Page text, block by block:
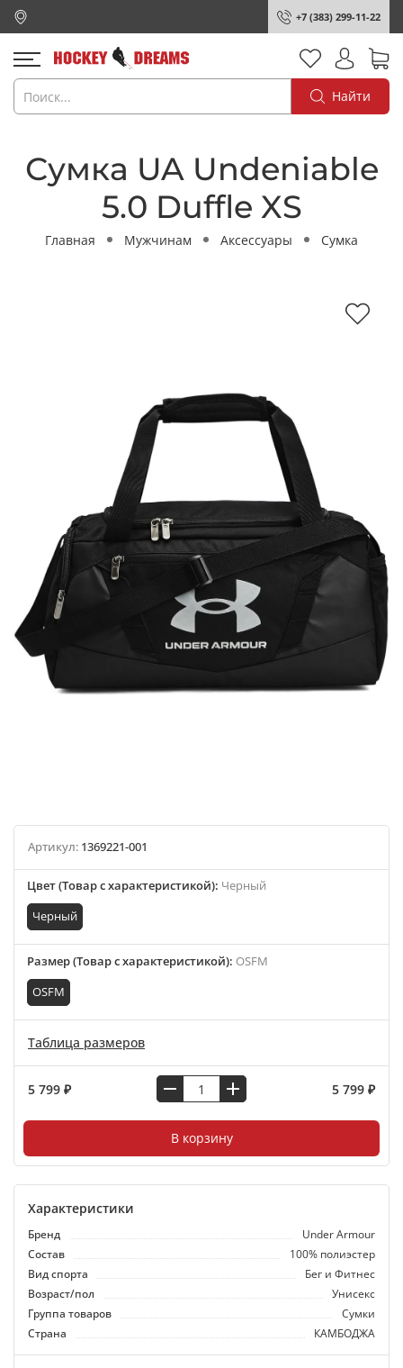
+7 (383) 299-11-22
Найти
Сумка UA Undeniable
5.0 Duffle XS
Главная Мужчинам Аксессуары Сумка
Артикул: 1369221-001
Цвет (Товар с характеристикой): Черный
Черный
Размер (Товар с характеристикой): OSFM
OSFM
Таблица размеров
5 799 ₽ 5 799 ₽
В корзину
Характеристики
Бренд
Under Armour
Состав
100% полиэстер
Вид спорта
Бег и Фитнес
Возраст/пол
Унисекс
Группа товаров
Сумки
Страна
КАМБОДЖА